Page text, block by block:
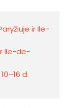
ir Ile-
Ile-de-
d.